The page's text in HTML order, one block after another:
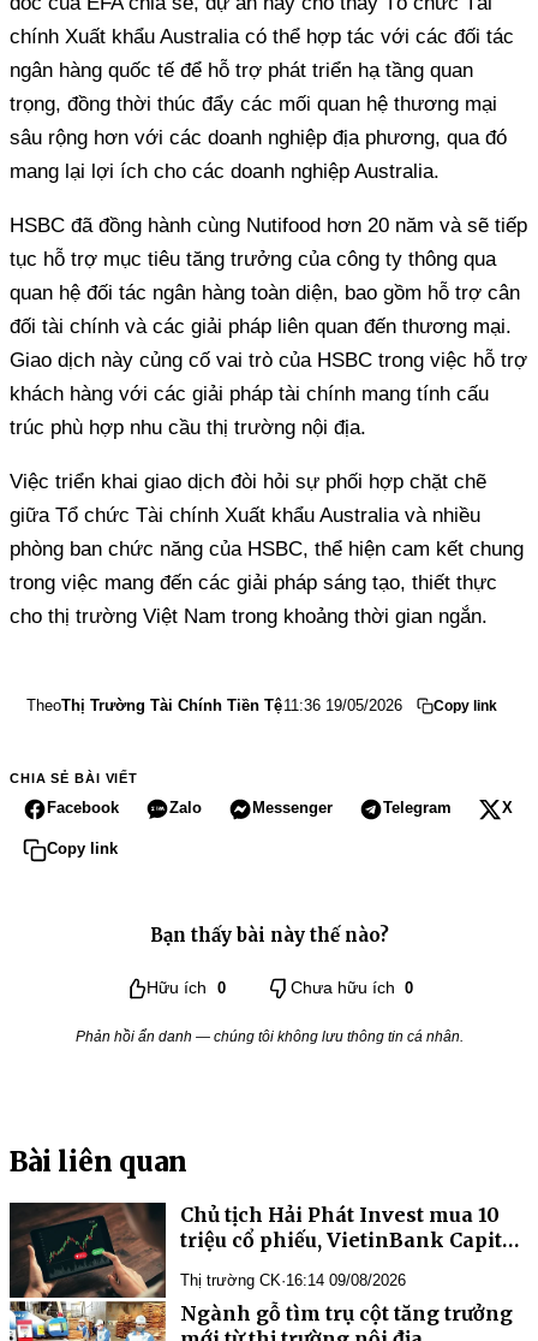
chính Xuất khẩu Australia có thể hợp tác với các đối tác
ngân hàng quốc tế để hỗ trợ phát triển hạ tầng quan
trọng, đồng thời thúc đẩy các mối quan hệ thương mại
sâu rộng hơn với các doanh nghiệp địa phương, qua đó
mang lại lợi ích cho các doanh nghiệp Australia.
HSBC đã đồng hành cùng Nutifood hơn 20 năm và sẽ tiếp
tục hỗ trợ mục tiêu tăng trưởng của công ty thông qua
quan hệ đối tác ngân hàng toàn diện, bao gồm hỗ trợ cân
đối tài chính và các giải pháp liên quan đến thương mại.
Giao dịch này củng cố vai trò của HSBC trong việc hỗ trợ
khách hàng với các giải pháp tài chính mang tính cấu
trúc phù hợp nhu cầu thị trường nội địa.
Việc triển khai giao dịch đòi hỏi sự phối hợp chặt chẽ
giữa Tổ chức Tài chính Xuất khẩu Australia và nhiều
phòng ban chức năng của HSBC, thể hiện cam kết chung
trong việc mang đến các giải pháp sáng tạo, thiết thực
cho thị trường Việt Nam trong khoảng thời gian ngắn.
TheoThị Trường Tài Chính Tiền Tệ11:36 19/05/2026 Copy link
CHIA SẺ BÀI VIẾT
Facebook Zalo Messenger Telegram X
Copy link
Bạn thấy bài này thế nào?
Hữu ích 0 Chưa hữu ích 0
Phản hồi ẩn danh — chúng tôi không lưu thông tin cá nhân.
Bài liên quan
Chủ tịch Hải Phát Invest mua 10
triệu cổ phiếu, VietinBank Capital
Hải An
Thị trường CK·16:14 09/08/2026
Ngành gỗ tìm trụ cột tăng trưởng